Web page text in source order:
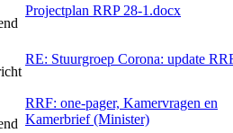
Projectplan RRP 28-1.docx
RE: Stuurgroep Corona: update
RRF: one-pager, Kamervragen en
Kamerbrief (Minister)